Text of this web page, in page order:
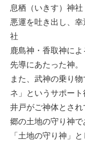
息栖（いきす）神社
悪運を吐き出し、
社
鹿島神・香取神に
先導にあたった神。
また、武神の乗り
ネ」というサポー
井戸がご神体とさ
郷の土地の守り神で
「土地の守り神」